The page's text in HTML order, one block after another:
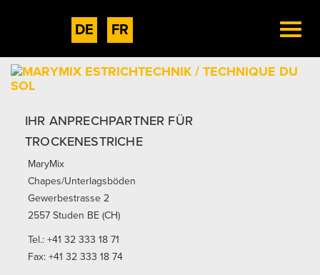
DE FR
Toggle
IHR ANPRECHPARTNER FÜR
TROCKENESTRICHE
MaryMix
Chapes/Unterlagsböden
Gewerbestrasse 2
2557 Studen BE (CH)
Tel.: +41 32 333 18 71
Fax: +41 32 333 18 74